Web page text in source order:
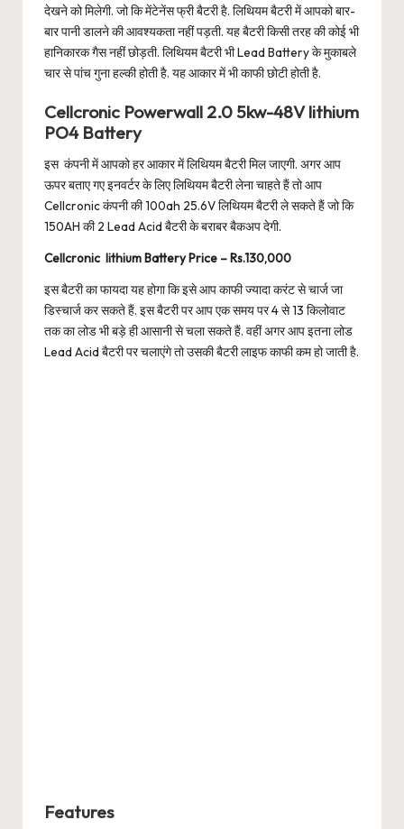
देखने को मिलेगी. जो कि मेंटेनेंस फ्री बैटरी है. लिथियम बैटरी में आपको बार-
बार पानी डालने की आवश्यकता नहीं पड़ती. यह बैटरी किसी तरह की कोई भी
हानिकारक गैस नहीं छोड़ती. लिथियम बैटरी भी Lead Battery के मुकाबले
चार से पांच गुना हल्की होती है. यह आकार में भी काफी छोटी होती है.
Cellcronic Powerwall 2.0 5kw-48V lithium
PO4 Battery
इस कंपनी में आपको हर आकार में लिथियम बैटरी मिल जाएगी. अगर आप
ऊपर बताए गए इनवर्टर के लिए लिथियम बैटरी लेना चाहते हैं तो आप
Cellcronic कंपनी की 100ah 25.6V लिथियम बैटरी ले सकते हैं जो कि
150AH की 2 Lead Acid बैटरी के बराबर बैकअप देगी.
Cellcronic lithium Battery Price – Rs.130,000
इस बैटरी का फायदा यह होगा कि इसे आप काफी ज्यादा करंट से चार्ज जा
डिस्चार्ज कर सकते हैं. इस बैटरी पर आप एक समय पर 4 से 13 किलोवाट
तक का लोड भी बड़े ही आसानी से चला सकते हैं. वहीं अगर आप इतना लोड
Lead Acid बैटरी पर चलाएंगे तो उसकी बैटरी लाइफ काफी कम हो जाती है.
Features